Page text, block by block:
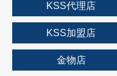
KSS代理店
KSS加盟店
金物店